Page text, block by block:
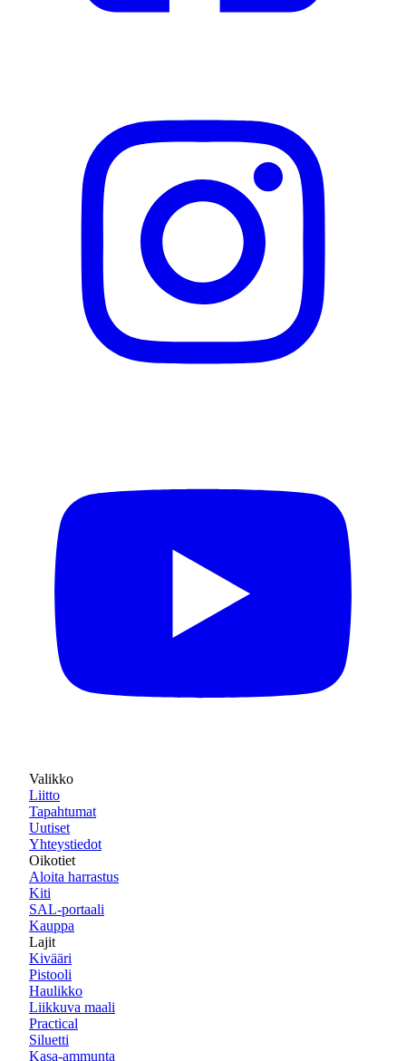
Valikko
Liitto
Tapahtumat
Uutiset
Yhteystiedot
Oikotiet
Aloita harrastus
Kiti
SAL-portaali
Kauppa
Lajit
Kivääri
Pistooli
Haulikko
Liikkuva maali
Practical
Siluetti
Kasa-ammunta